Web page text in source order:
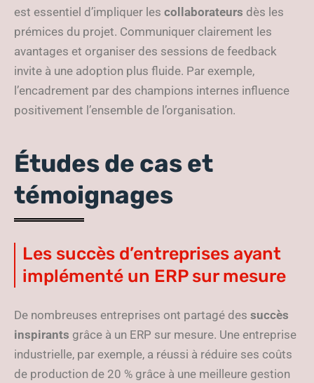
est essentiel d’impliquer les collaborateurs dès les
prémices du projet. Communiquer clairement les
avantages et organiser des sessions de feedback
invite à une adoption plus fluide. Par exemple,
l’encadrement par des champions internes influence
positivement l’ensemble de l’organisation.
Études de cas et
témoignages
Les succès d’entreprises ayant
implémenté un ERP sur mesure
De nombreuses entreprises ont partagé des succès
inspirants grâce à un ERP sur mesure. Une entreprise
industrielle, par exemple, a réussi à réduire ses coûts
de production de 20 % grâce à une meilleure gestion